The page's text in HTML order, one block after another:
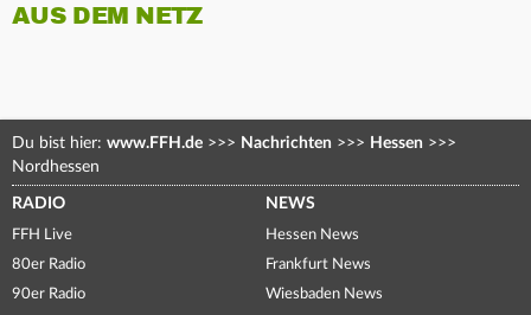
AUS DEM NETZ
Du bist hier: www.FFH.de >>> Nachrichten >>> Hessen >>>
Nordhessen
RADIO
FFH Live
80er Radio
90er Radio
NEWS
Hessen News
Frankfurt News
Wiesbaden News